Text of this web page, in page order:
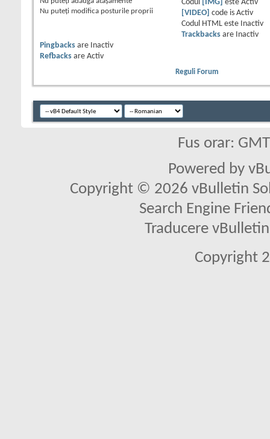
Nu puteţi modifica posturile proprii
Codul
[IMG] este Activ
[VIDEO]
code is Activ
Codul HTML este
Inactiv
Trackbacksare
Inactiv
Pingbacks are
Inactiv
Refbacks are Activ
Reguli Forum
Fus orar:
Powered by
Copyright © 2026 vBulletin
Search Engine
Traducere
Copyright